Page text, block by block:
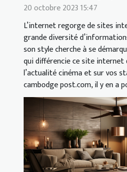
20 octobre 2023 15:47
L’internet regorge de sites
grande diversité
son style cherche à se
qui différencie ce site internet
l’actualité cinéma et sur vos
cambodge post.com, il y en a